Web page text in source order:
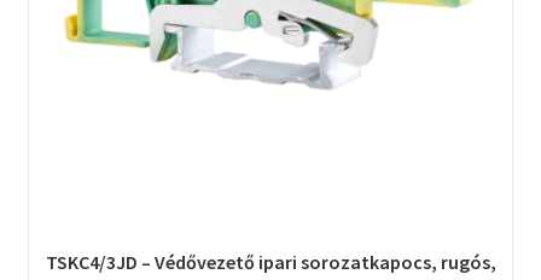
TSKC4/3JD – Védővezető ipari sorozatkapocs, rugós,